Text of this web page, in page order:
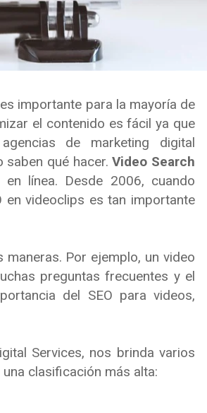
importante para la mayoría de
el contenido es fácil ya que
de marketing digital
saben qué hacer.Video Search
línea. Desde 2006, cuando
en videoclips es tan importante
Por ejemplo, un video
preguntas frecuentes y el
del SEO para videos,
Services, nos brinda varios
clasificación más alta: